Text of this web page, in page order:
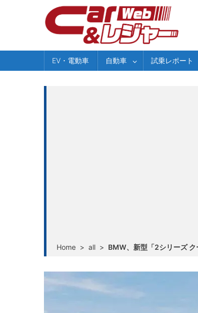
EV・電動車 自動車 試乗レポート
Home > all > BMW、新型「2シリーズ